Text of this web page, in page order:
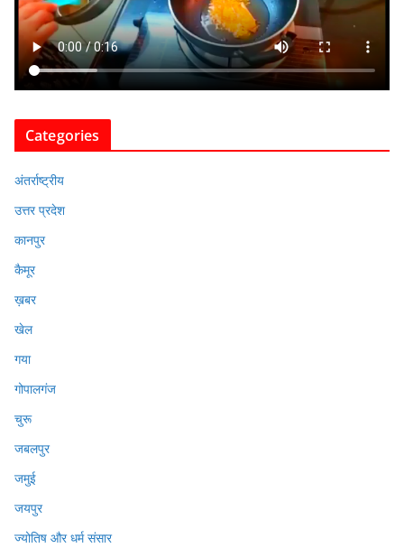
Categories
अंतर्राष्ट्रीय
उत्तर प्रदेश
कानपुर
कैमूर
ख़बर
खेल
गया
गोपालगंज
चुरू
जबलपुर
जमुई
जयपुर
ज्योतिष और धर्म संसार